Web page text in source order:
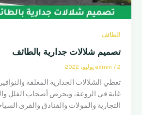
الطائف
تصميم شلالات جدارية بالطائف
admin / 2 يوليو، 2022
تعطي الشلالات الجدارية المعلقة
غاية في الروعة، ويحرص أصحاب الفلل
التجارية والمولات والفنادق والقرى